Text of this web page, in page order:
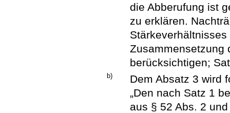
die Abberufung ist
zu erklären.
Zusammensetzung
berücksichtigen;
b)
Dem Absatz 3 wird
„Den nach Satz 1
aus § 52 Abs. 2 und